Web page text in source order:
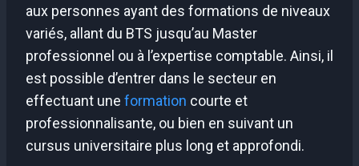
aux personnes ayant des formations de niveaux
variés, allant du BTS jusqu’au Master
professionnel ou à l’expertise comptable. Ainsi, il
est possible d’entrer dans le secteur en
effectuant une formation courte et
professionnalisante, ou bien en suivant un
cursus universitaire plus long et approfondi.